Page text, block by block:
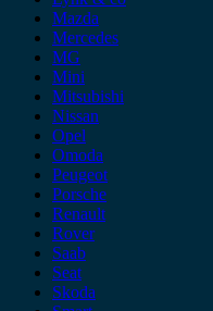
Mazda
Mercedes
MG
Mini
Mitsubishi
Nissan
Opel
Omoda
Peugeot
Porsche
Renault
Rover
Saab
Seat
Skoda